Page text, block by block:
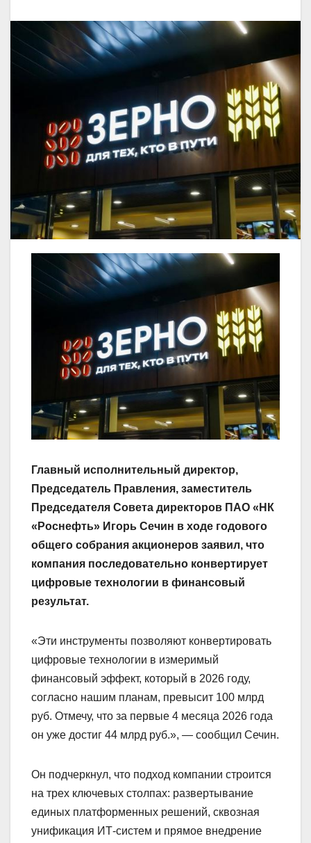
Главный исполнительный директор,
Председатель Правления, заместитель
Председателя Совета директоров ПАО «НК
«Роснефть» Игорь Сечин в ходе годового
общего собрания акционеров заявил, что
компания последовательно конвертирует
цифровые технологии в финансовый
результат.
«Эти инструменты позволяют конвертировать
цифровые технологии в измеримый
финансовый эффект, который в 2026 году,
согласно нашим планам, превысит 100 млрд
руб. Отмечу, что за первые 4 месяца 2026 года
он уже достиг 44 млрд руб.», — сообщил Сечин.
Он подчеркнул, что подход компании строится
на трех ключевых столпах: развертывание
единых платформенных решений, сквозная
унификация ИТ-систем и прямое внедрение